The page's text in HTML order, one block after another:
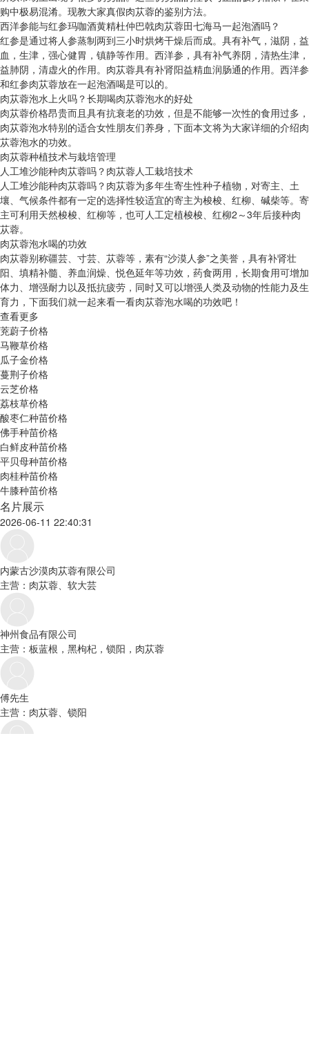
购中极易混淆。现教大家真假肉苁蓉的鉴别方法。
西洋参能与红参玛咖酒黄精杜仲巴戟肉苁蓉田七海马一起泡酒吗？
红参是通过将人参蒸制两到三小时烘烤干燥后而成。具有补气，滋阴，益
血，生津，强心健胃，镇静等作用。西洋参，具有补气养阴，清热生津，
益肺阴，清虚火的作用。肉苁蓉具有补肾阳益精血润肠通的作用。西洋参
和红参肉苁蓉放在一起泡酒喝是可以的。
肉苁蓉泡水上火吗？长期喝肉苁蓉泡水的好处
肉苁蓉价格昂贵而且具有抗衰老的功效，但是不能够一次性的食用过多，
肉苁蓉泡水特别的适合女性朋友们养身，下面本文将为大家详细的介绍肉
苁蓉泡水的功效。
肉苁蓉种植技术与栽培管理
人工堆沙能种肉苁蓉吗？肉苁蓉人工栽培技术
人工堆沙能种肉苁蓉吗？肉苁蓉为多年生寄生性种子植物，对寄主、土
壤、气候条件都有一定的选择性较适宜的寄主为梭梭、红柳、碱柴等。寄
主可利用天然梭梭、红柳等，也可人工定植梭梭、红柳2～3年后接种肉
苁蓉。
肉苁蓉泡水喝的功效
肉苁蓉别称疆芸、寸芸、苁蓉等，素有“沙漠人参”之美誉，具有补肾壮
阳、填精补髓、养血润燥、悦色延年等功效，药食两用，长期食用可增加
体力、增强耐力以及抵抗疲劳，同时又可以增强人类及动物的性能力及生
育力，下面我们就一起来看一看肉苁蓉泡水喝的功效吧！
查看更多
茺蔚子价格
马鞭草价格
瓜子金价格
蔓荆子价格
云芝价格
荔枝草价格
酸枣仁种苗价格
佛手种苗价格
白鲜皮种苗价格
平贝母种苗价格
肉桂种苗价格
牛膝种苗价格
名片展示
2026-06-11 22:40:31
内蒙古沙漠肉苁蓉有限公司
主营：肉苁蓉、软大芸
神州食品有限公司
主营：板蓝根，黑枸杞，锁阳，肉苁蓉
傅先生
主营：肉苁蓉、锁阳